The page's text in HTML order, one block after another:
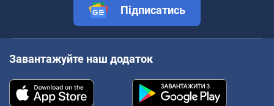
Підписатись
Завантажуйте наш додаток